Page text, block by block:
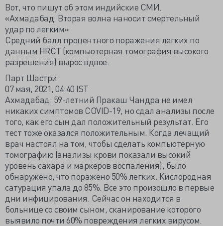
Вот, что пишут об этом индийские СМИ.
«Ахмадабад: Вторая волна наносит смертельный
удар по легким»
Средний балл процентного поражения легких по
данным HRCT (компьютерная томография высокого
разрешения) вырос вдвое.
Парт Шастри
07 мая, 2021, 04:40 IST
Ахмадабад: 59-летний Пракаш Чандра не имел
никаких симптомов COVID-19, но сдал анализы после
того, как его сын дал положительный результат. Его
тест тоже оказался положительным. Когда лечащий
врач настоял на том, чтобы сделать компьютерную
томографию (анализы крови показали высокий
уровень сахара и маркеров воспаления), было
обнаружено, что поражено 50% легких. Кислородная
сатурация упала до 85%. Все это произошло в первые
дни инфицирования. Сейчас он находится в
больнице со своим сыном, сканирование которого
выявило почти 60% повреждения легких вирусом.